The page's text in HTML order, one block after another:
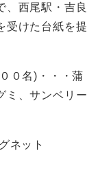
西尾駅・吉良
受けた台紙を提
０名)・・・蒲
ミ、サンベリー
ネット